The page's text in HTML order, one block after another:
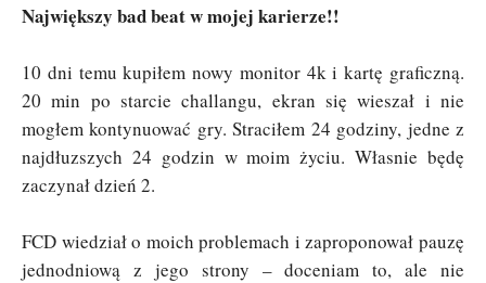
Największy bad beat w mojej karierze!!
10 dni temu kupiłem nowy monitor 4k i kartę graficzną.
20 min po starcie challangu, ekran się wieszał i nie
mogłem kontynuować gry. Straciłem 24 godziny, jedne z
najdłuzszych 24 godzin w moim życiu. Własnie będę
zaczynał dzień 2.
FCD wiedział o moich problemach i zaproponował pauzę
jednodniową z jego strony – doceniam to, ale nie